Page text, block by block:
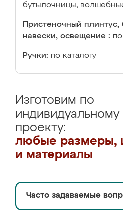
бутылочницы,
Пристеночный плинтус,
навески, освещение :
Ручки: по каталогу
Изготовим по
индивидуальному
проекту:
любые размеры,
и материалы
Часто задаваемые